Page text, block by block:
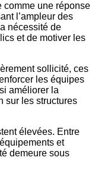
comme une réponse
l’ampleur des
nécessité de
et de motiver les
sollicité, ces
les équipes
améliorer la
sur les structures
élevées. Entre
et
demeure sous